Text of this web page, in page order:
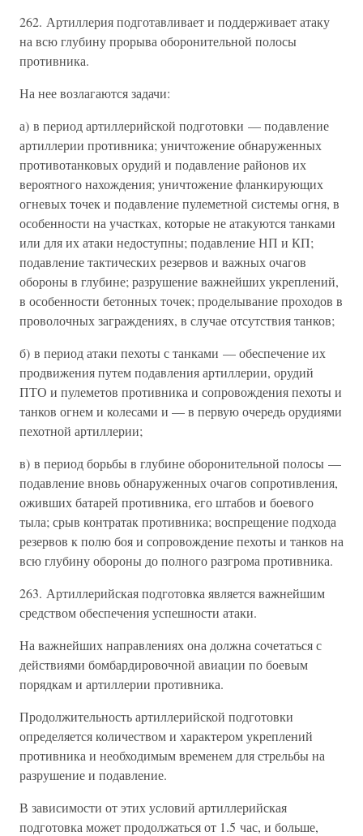
262. Артиллерия подготавливает и поддерживает атаку
на всю глубину прорыва оборонительной полосы
противника.
На нее возлагаются задачи:
а) в период артиллерийской подготовки — подавление
артиллерии противника; уничтожение обнаруженных
противотанковых орудий и подавление районов их
вероятного нахождения; уничтожение фланкирующих
огневых точек и подавление пулеметной системы огня, в
особенности на участках, которые не атакуются танками
или для их атаки недоступны; подавление НП и КП;
подавление тактических резервов и важных очагов
обороны в глубине; разрушение важнейших укреплений,
в особенности бетонных точек; проделывание проходов в
проволочных заграждениях, в случае отсутствия танков;
б) в период атаки пехоты с танками — обеспечение их
продвижения путем подавления артиллерии, орудий
ПТО и пулеметов противника и сопровождения пехоты и
танков огнем и колесами и — в первую очередь орудиями
пехотной артиллерии;
в) в период борьбы в глубине оборонительной полосы —
подавление вновь обнаруженных очагов сопротивления,
оживших батарей противника, его штабов и боевого
тыла; срыв контратак противника; воспрещение подхода
резервов к полю боя и сопровождение пехоты и танков на
всю глубину обороны до полного разгрома противника.
263. Артиллерийская подготовка является важнейшим
средством обеспечения успешности атаки.
На важнейших направлениях она должна сочетаться с
действиями бомбардировочной авиации по боевым
порядкам и артиллерии противника.
Продолжительность артиллерийской подготовки
определяется количеством и характером укреплений
противника и необходимым временем для стрельбы на
разрушение и подавление.
В зависимости от этих условий артиллерийская
подготовка может продолжаться от 1.5 час, и больше,